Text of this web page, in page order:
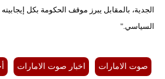
الجدية، بالمقابل يبرز موقف الحكومة بكل
السياسي."
صوت الامارات اخبار صوت الامارات